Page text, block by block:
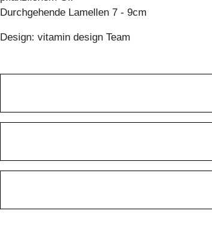
Durchgehende Lamellen 7 - 9cm
Design: vitamin design Team